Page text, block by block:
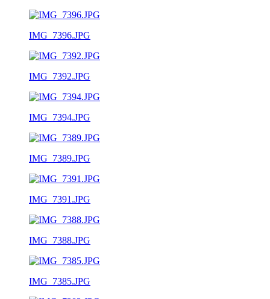
IMG_7396.JPG
IMG_7392.JPG
IMG_7394.JPG
IMG_7389.JPG
IMG_7391.JPG
IMG_7388.JPG
IMG_7385.JPG